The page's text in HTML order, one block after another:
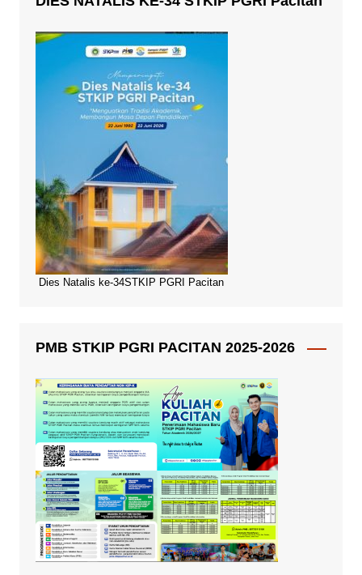
Dies Natalis ke-34STKIP PGRI Pacitan
PMB STKIP PGRI PACITAN 2025-2026